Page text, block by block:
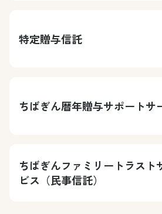
特定贈与信託
ちばぎん暦年贈与サポートサ
ちばぎんファミリートラスト
ビス（民事信託）